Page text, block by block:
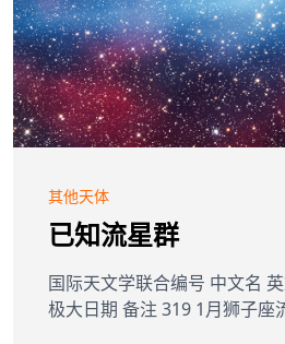
其他天体
已知流星群
国际天文学联合编号 中文名
极大日期 备注 319 1月狮子座